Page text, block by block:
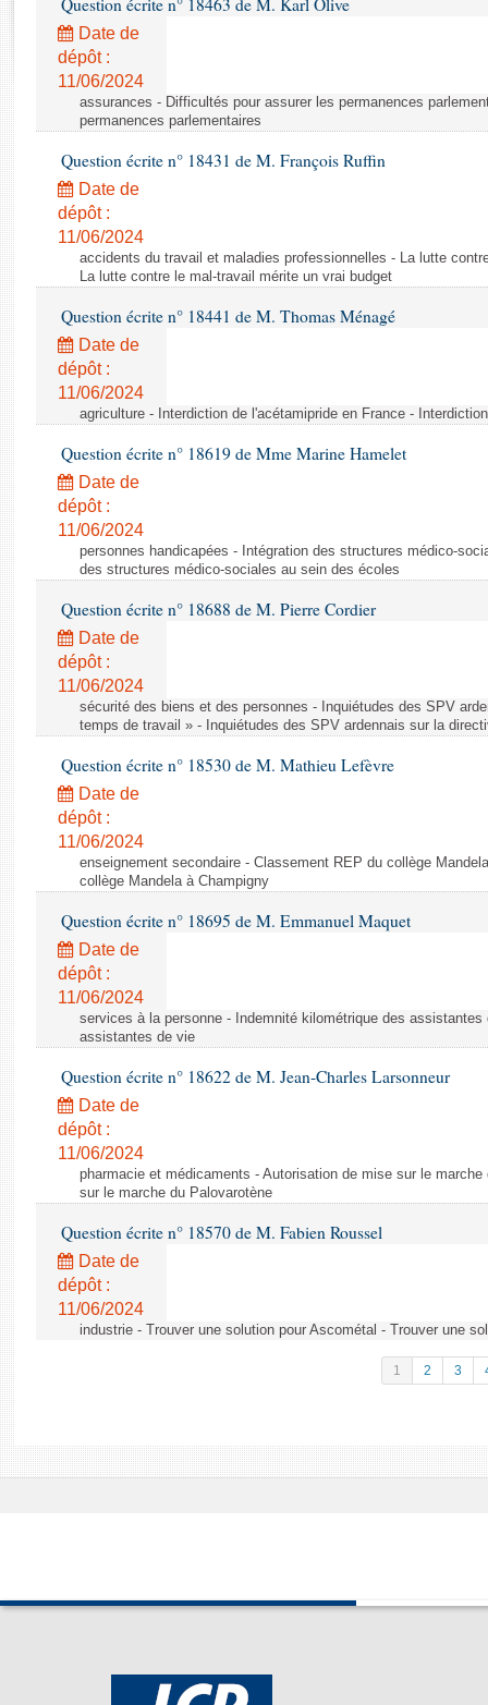
Rapports d'enquête
Rapports législatifs
Rapports sur l'application des lois
Baromètre de l’application des lois
Budget et sécurité sociale
Questions écrites et orales
Comptes rendus des débats
Question écrite n° 18463 de M. Karl Olive
Date de
dépôt :
11/06/2024
assurances - Difficultés pour assurer les permanences
permanences parlementaires
Question écrite n° 18431 de M. François Ruffin
Date de
dépôt :
11/06/2024
accidents du travail et maladies professionnelles - La lutte
La lutte contre le mal-travail mérite un vrai budget
Question écrite n° 18441 de M. Thomas Ménagé
Date de
dépôt :
11/06/2024
agriculture - Interdiction de l'acétamipride en France -
Question écrite n° 18619 de Mme Marine Hamelet
Date de
dépôt :
11/06/2024
personnes handicapées - Intégration des structures médico-
des structures médico-sociales au sein des écoles
Question écrite n° 18688 de M. Pierre Cordier
Date de
dépôt :
11/06/2024
sécurité des biens et des personnes - Inquiétudes des SPV
temps de travail » - Inquiétudes des SPV ardennais sur la
Question écrite n° 18530 de M. Mathieu Lefèvre
Date de
dépôt :
11/06/2024
enseignement secondaire - Classement REP du collège
collège Mandela à Champigny
Question écrite n° 18695 de M. Emmanuel Maquet
Date de
dépôt :
11/06/2024
services à la personne - Indemnité kilométrique des
assistantes de vie
Question écrite n° 18622 de M. Jean-Charles Larsonneur
Date de
dépôt :
11/06/2024
pharmacie et médicaments - Autorisation de mise sur le
sur le marche du Palovarotène
Question écrite n° 18570 de M. Fabien Roussel
Date de
dépôt :
11/06/2024
industrie - Trouver une solution pour Ascométal - Trouver une
1 2 3